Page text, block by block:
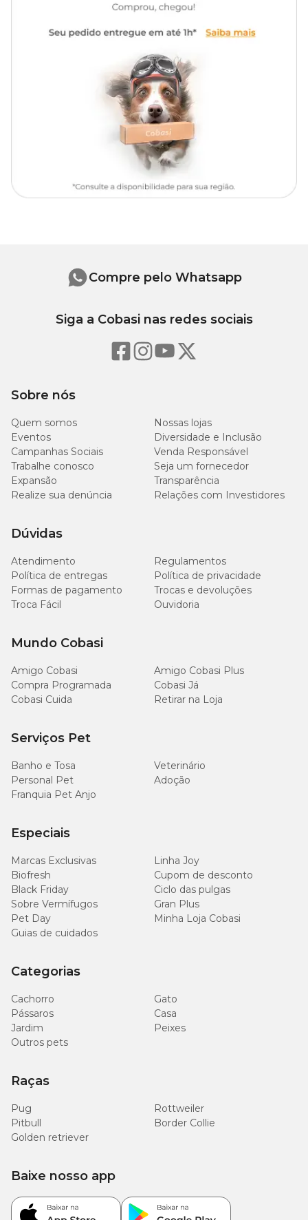
Sobre nós
Quem somos
Nossas lojas
Eventos
Diversidade e Inclusão
Campanhas Sociais
Venda Responsável
Trabalhe conosco
Seja um fornecedor
Expansão
Transparência
Realize sua denúncia
Relações com Investidores
Dúvidas
Atendimento
Regulamentos
Política de entregas
Política de privacidade
Formas de pagamento
Trocas e devoluções
Troca Fácil
Ouvidoria
Mundo Cobasi
Amigo Cobasi
Amigo Cobasi Plus
Compra Programada
Cobasi Já
Cobasi Cuida
Retirar na Loja
Serviços Pet
Banho e Tosa
Veterinário
Personal Pet
Adoção
Franquia Pet Anjo
Especiais
Marcas Exclusivas
Linha Joy
Biofresh
Cupom de desconto
Black Friday
Ciclo das pulgas
Sobre Vermífugos
Gran Plus
Pet Day
Minha Loja Cobasi
Guias de cuidados
Categorias
Cachorro
Gato
Pássaros
Casa
Jardim
Peixes
Outros pets
Raças
Pug
Rottweiler
Pitbull
Border Collie
Golden retriever
Compre pelo Whatsapp
Siga a Cobasi nas redes sociais
Baixe nosso app